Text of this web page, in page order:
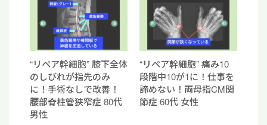
“リペア幹細胞” 膝下全体
のしびれが指先のみ
に！手術なしで改善！
腰部脊柱管狭窄症 80代
男性
“リペア幹細胞” 痛み10
段階中10が1に！仕事を
諦めない！両母指CM関
節症 60代 女性